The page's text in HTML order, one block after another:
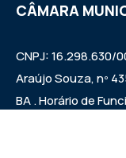
CÂMARA
CNPJ: 16.298.630/
Araújo Souza, nº
BA . Horário de